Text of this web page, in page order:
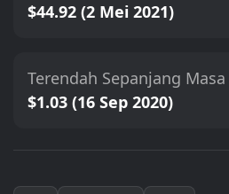
$44.92 (2 Mei 2021)
Terendah Sepanjang Masa
$1.03 (16 Sep 2020)